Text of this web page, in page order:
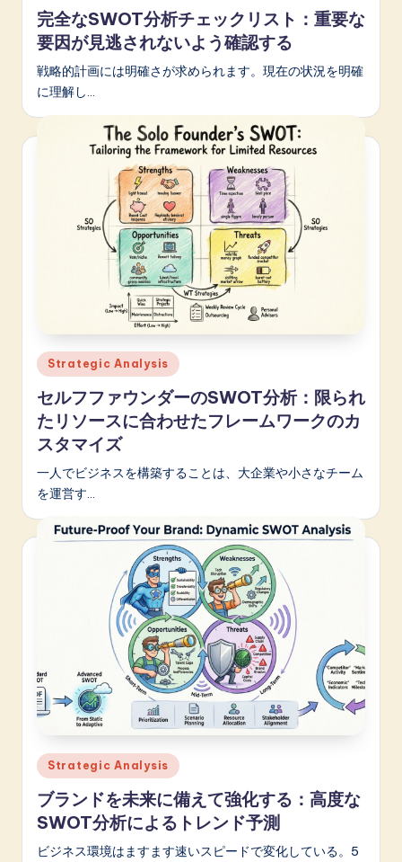
完全なSWOT分析チェックリスト：重要な
要因が見逃されないよう確認する
戦略的計画には明確さが求められます。現在の状況を明確
に理解し…
Posted
in
Strategic Analysis
セルフファウンダーのSWOT分析：限られ
たリソースに合わせたフレームワークのカ
スタマイズ
一人でビジネスを構築することは、大企業や小さなチーム
を運営す…
Posted
in
Strategic Analysis
ブランドを未来に備えて強化する：高度な
SWOT分析によるトレンド予測
ビジネス環境はますます速いスピードで変化している。5